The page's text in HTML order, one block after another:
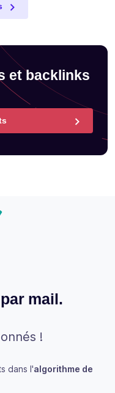
et backlinks
mail.
!
dans l'algorithme de